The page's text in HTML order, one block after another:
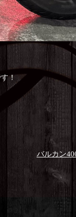
！
バルカン